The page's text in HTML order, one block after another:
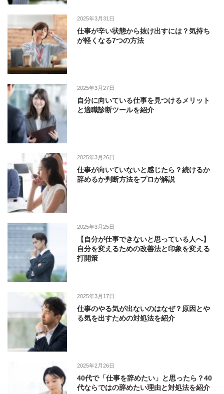
2025年3月31日
仕事が辛い状態から抜け出すには？気持ち
が軽くなる7つの方法
2025年3月27日
自分に向いている仕事を見つけるメリット
と適職診断ツールを紹介
2025年3月26日
仕事が向いていないと感じたら？続けるか
辞めるか判断方法をプロが解説
2025年3月25日
【自分が仕事できないと思っている人へ】
自分を変えるための改善法と印象を変える
打開策
2025年3月17日
仕事のやる気が出ないのはなぜ？原因とや
る気を出すための対処法を紹介
2025年2月26日
40代で「仕事を辞めたい」と思ったら？40
代ならではの辞めたい理由と対処法を紹介